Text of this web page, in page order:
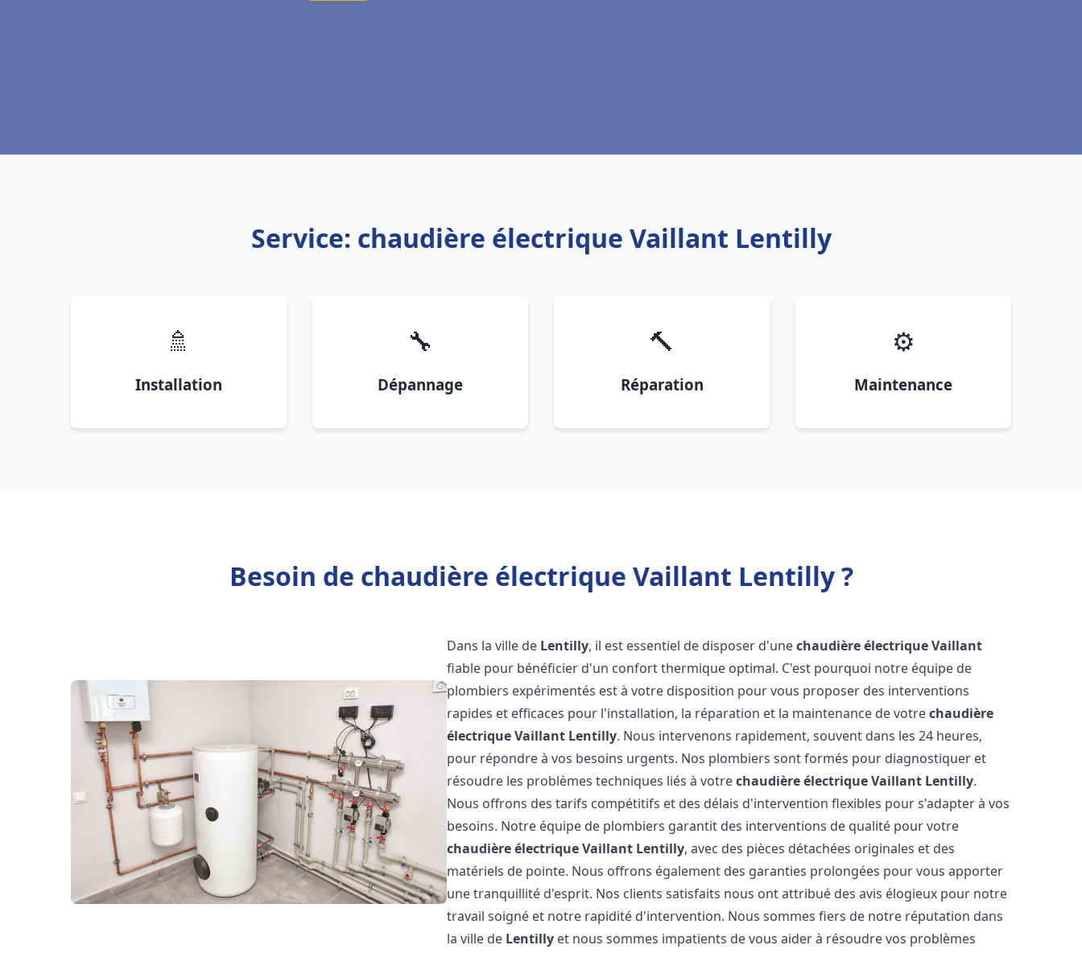
Service: chaudière électrique Vaillant Lentilly
🚿
Installation
🔧
Dépannage
🔨
Réparation
⚙️
Maintenance
Besoin de chaudière électrique Vaillant Lentilly ?
Dans la ville de Lentilly, il est essentiel de disposer d'unechaudière électrique Vaillant
fiable pour bénéficier d'un confort thermique optimal. C'est pourquoi notre équipe de
plombiers expérimentés est à votre disposition pour vous proposer des interventions
rapides et efficaces pour l'installation, la réparation et la maintenance de votrechaudière
électrique Vaillant Lentilly. Nous intervenons rapidement, souvent dans les 24 heures,
pour répondre à vos besoins urgents. Nos plombiers sont formés pour diagnostiquer et
résoudre les problèmes techniques liés à votrechaudière électrique Vaillant Lentilly.
Nous offrons des tarifs compétitifs et des délais d'intervention flexibles pour s'adapter à vos
besoins. Notre équipe de plombiers garantit des interventions de qualité pour votre
chaudière électrique Vaillant Lentilly, avec des pièces détachées originales et des
matériels de pointe. Nous offrons également des garanties prolongées pour vous apporter
une tranquillité d'esprit. Nos clients satisfaits nous ont attribué des avis élogieux pour notre
travail soigné et notre rapidité d'intervention. Nous sommes fiers de notre réputation dans
la ville de Lentilly et nous sommes impatients de vous aider à résoudre vos problèmes